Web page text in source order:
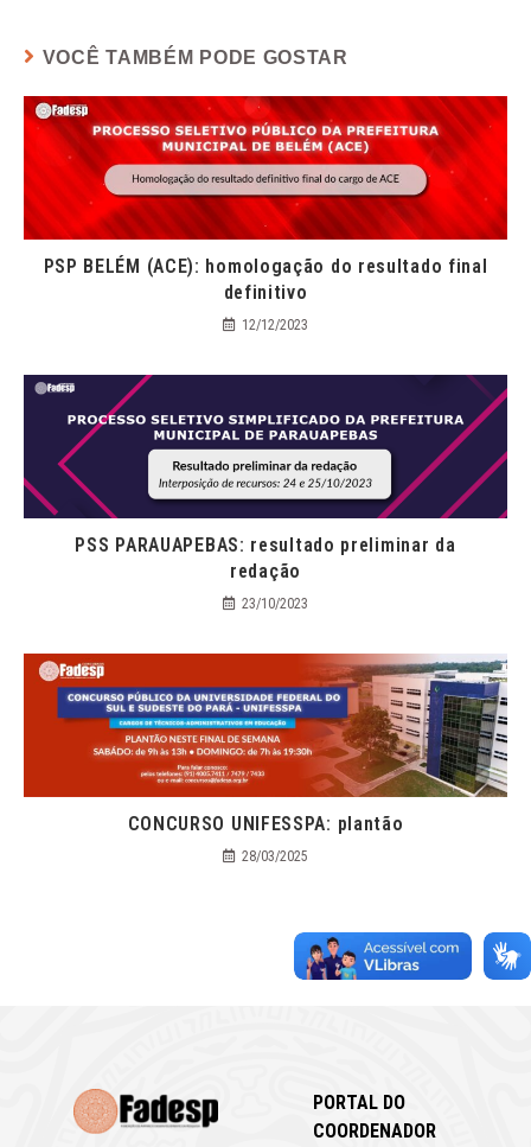
VOCÊ TAMBÉM PODE GOSTAR
PSP BELÉM (ACE): homologação do resultado final
definitivo
12/12/2023
PSS PARAUAPEBAS: resultado preliminar da
redação
23/10/2023
CONCURSO UNIFESSPA: plantão
28/03/2025
PORTAL DO
COORDENADOR